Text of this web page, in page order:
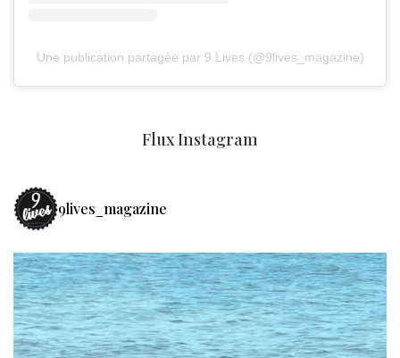
Une publication partagée par 9 Lives (@9lives_magazine)
Flux Instagram
9lives_magazine